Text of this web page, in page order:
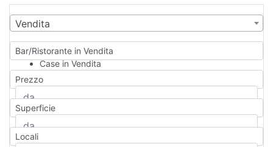
Vendita
Bar/Ristorante in Vendita
Case in Vendita
Qualsiasi
Appartamento
Casa indipendente
Casa Semi-indipendente
Attico/Mansarda
Prezzo
Superficie
Locali